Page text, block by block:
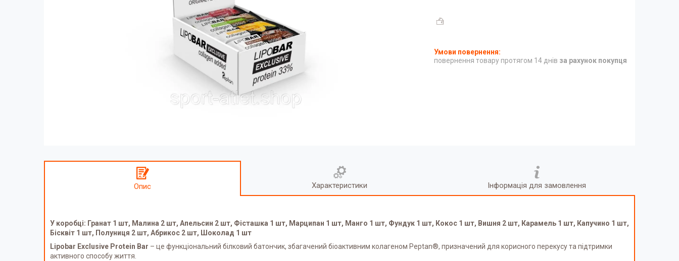
повернення товару протягом 14 днів за рахунок покупця
Опис Характеристики Інформація для замовлення
У коробці: Гранат 1 шт, Малина 2 шт, Апельсин 2 шт, Фісташка 1 шт, Марципан 1 шт, Манго 1 шт, Фундук 1 шт, Кокос 1 шт, Вишня 2 шт, Карамель 1 шт, Капучино 1 шт,
Бісквіт 1 шт, Полуниця 2 шт, Абрикос 2 шт, Шоколад 1 шт
Lipobar Exclusive Protein Bar – це функціональний білковий батончик, збагачений біоактивним колагеном Peptan®, призначений для корисного перекусу та підтримки
активного способу життя.